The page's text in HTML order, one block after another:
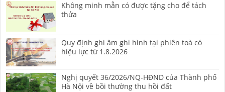
Không minh mẫn có được tặng cho để tách
thửa
Quy định ghi âm ghi hình tại phiên toà có
hiệu lực từ 1.8.2026
Nghị quyết 36/2026/NQ-HĐND của Thành phố
Hà Nội về bồi thường thu hồi đất